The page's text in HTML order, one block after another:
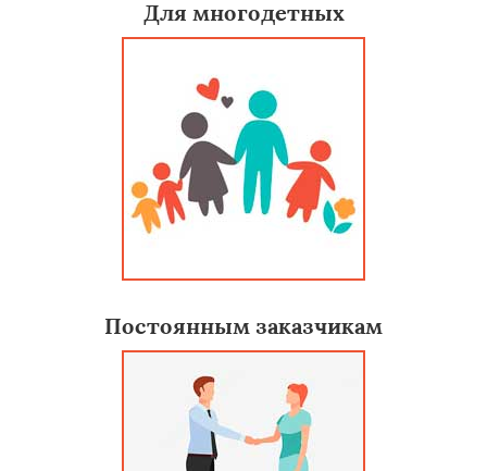
Для многодетных
Постоянным заказчикам